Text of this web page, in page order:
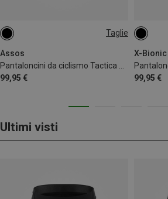
Taglie
Assos
99,95 €
XS
X-Bionic
99,95 €
S
Ultimi visti